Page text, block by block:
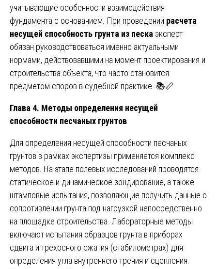
учитывающие особенности взаимодействия
фундамента с основанием. При проведении расчета
несущей способность грунта из песка эксперт
обязан руководствоваться именно актуальными
нормами, действовавшими на момент проектирования и
строительства объекта, что часто становится
предметом споров в судебной практике. 📚📏
Глава 4. Методы определения несущей
способности песчаных грунтов
Для определения несущей способности песчаных
грунтов в рамках экспертизы применяется комплекс
методов. На этапе полевых исследований проводятся
статическое и динамическое зондирование, а также
штамповые испытания, позволяющие получить данные о
сопротивлении грунта под нагрузкой непосредственно
на площадке строительства. Лабораторные методы
включают испытания образцов грунта в приборах
сдвига и трехосного сжатия (стабилометрах) для
определения угла внутреннего трения и сцепления.